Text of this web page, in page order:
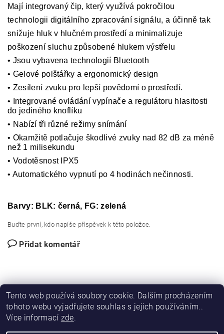
Mají integrovaný čip, který využívá pokročilou
technologii digitálního zpracování signálu, a účinně tak
snižuje hluk v hlučném prostředí a minimalizuje
poškození sluchu způsobené hlukem výstřelu
• Jsou vybavena technologií Bluetooth
• Gelové polštářky a ergonomický design
• Zesílení zvuku pro lepší povědomí o prostředí.
•
Integrované ovládání vypínače a regulátoru hlasitosti
do jediného knoflíku
• Nabízí tři různé režimy snímání
• Okamžitě potlačuje škodlivé zvuky nad 82 dB za méně
než 1 milisekundu
• Vodotěsnost IPX5
• Automatického vypnutí po 4 hodinách nečinnosti.
Barvy: BLK: černá, FG: zelená
Buďte první, kdo napíše příspěvek k této položce.
Přidat komentář
DIRECT FORCE | JANÍSKOVÁ&LATA
Tento web používá soubory cookie. Dalším procházením
tohoto webu vyjadřujete souhlas s jejich používáním..
Více informací zde.